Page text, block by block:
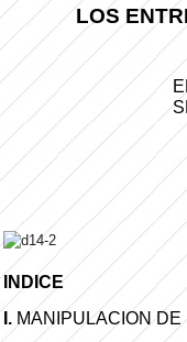
LOS
INDICE
I. MANIPULACION DE